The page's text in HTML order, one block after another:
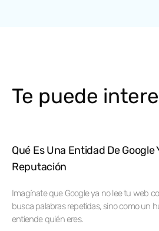
Te puede
Qué Es Una Entidad De
Reputación
Imagínate que Google ya no lee tu web
busca palabras repetidas, sino como un
entiende quién eres.